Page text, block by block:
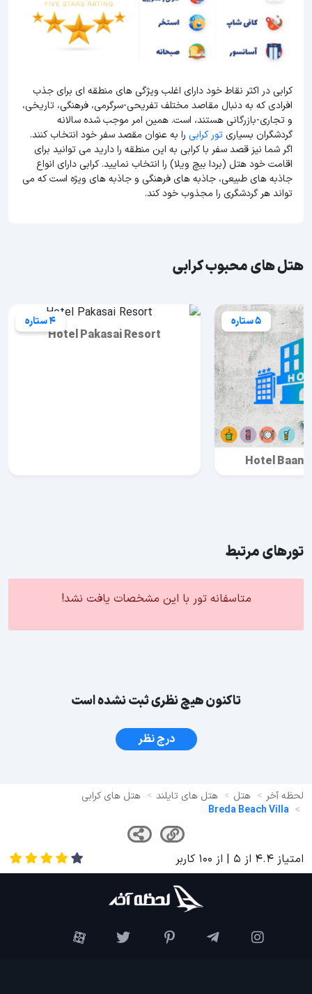
کرابی در اکثر نقاط خود دارای اغلب ویژگی های منطقه ای برای جذب
افرادی که به دنبال مقاصد مختلف تفریحی-سرگرمی، فرهنگی، تاریخی،
و تجاری-بازرگانی هستند، است. همین امر موجب شده سالانه
گردشگران بسیاریتور کرابی را به عنوان مقصد سفر خود انتخاب کنند.
اگر شما نیز قصد سفر با کرابی به این منطقه را دارید می توانید برای
اقامت خود هتل (بردا بیچ ویلا) را انتخاب نمایید. کرابی دارای انواع
جاذبه های طبیعی، جاذبه های فرهنگی و جاذبه های ویژه است که می
تواند هر گردشگری را مجذوب خود کند.
هتل های محبوب کرابی
5 ستاره
Hotel Baan
4 ستاره
Hotel Pakasai Resort
تورهای مرتبط
متاسفانه تور با این مشخصات یافت نشد!
تاکنون هیچ نظری ثبت نشده است
درج نظر
لحظه آخر هتل هتل های تایلند
هتل های کرابی
Breda Beach Villa
امتیاز 4.4 از 5 | از 100 کاربر